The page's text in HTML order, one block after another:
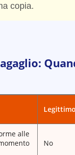
copia.
alle
No